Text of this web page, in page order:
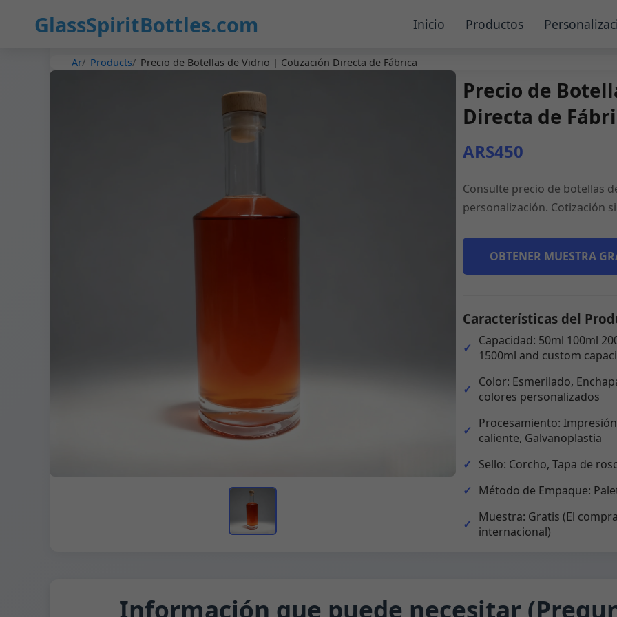
GlassSpiritBottles.com Inicio Productos
Ar Products Precio de Botellas de Vidrio | Cotización Directa de Fábrica
Precio de
Directa de
ARS450
Consulte precio de botellas
personalización. Cotización
OBTENER MUESTRA
Características del
Capacidad: 50ml 100ml
1500ml and custom
Color: Esmerilado,
colores personalizados
Procesamiento:
caliente, Galvanoplastia
Sello: Corcho, Tapa de
Método de Empaque:
Muestra: Gratis (El
internacional)
Información que puede necesitar